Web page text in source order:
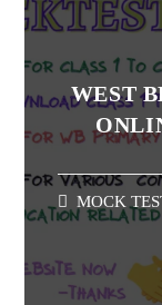
WEST
MOCK